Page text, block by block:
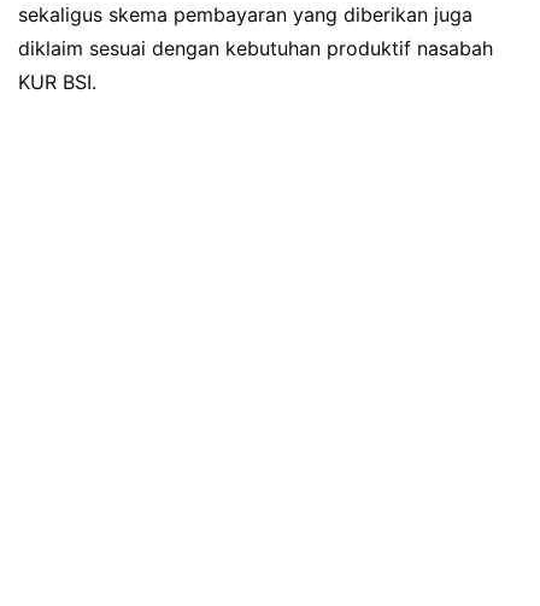
sekaligus skema pembayaran yang diberikan juga
diklaim sesuai dengan kebutuhan produktif nasabah
KUR BSI.